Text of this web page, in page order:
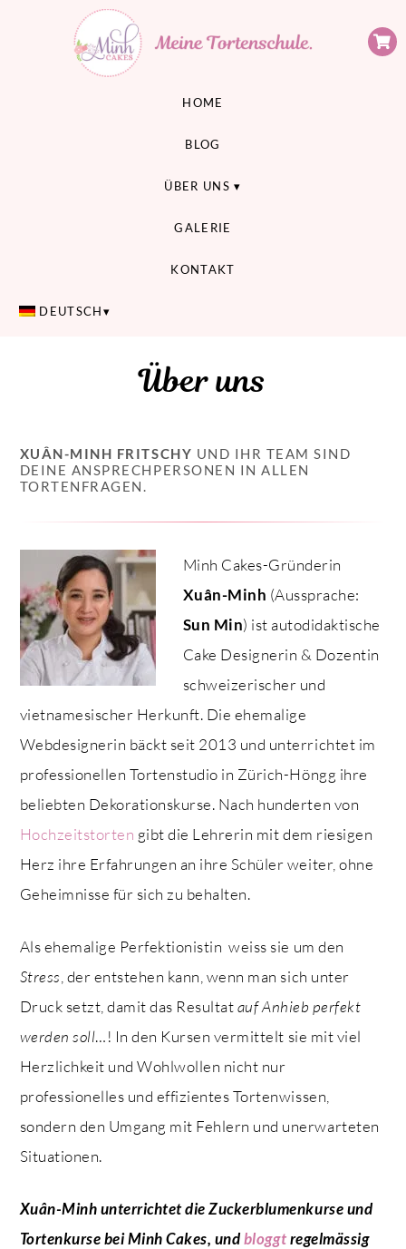
MEINE TORTENSCHULE
HOME
BLOG
ÜBER UNS
GALERIE
KONTAKT
DEUTSCH
Über uns
XUÂN-MINH FRITSCHY UND IHR TEAM SIND
DEINE ANSPRECHPERSONEN IN ALLEN
TORTENFRAGEN.
Minh Cakes-Gründerin
Xuân-Minh (Aussprache:
Sun Min) ist autodidaktische
Cake Designerin & Dozentin
schweizerischer und
vietnamesischer Herkunft. Die ehemalige
Webdesignerin bäckt seit 2013 und unterrichtet im
professionellen Tortenstudio in Zürich-Höngg ihre
beliebten Dekorationskurse. Nach hunderten von
Hochzeitstorten gibt die Lehrerin mit dem riesigen
Herz ihre Erfahrungen an ihre Schüler weiter, ohne
Geheimnisse für sich zu behalten.
Als ehemalige Perfektionistin weiss sie um den
Stress , der entstehen kann, wenn man sich unter
Druck setzt, damit das Resultatauf Anhieb perfekt
werden soll…! In den Kursen vermittelt sie mit viel
Herzlichkeit und Wohlwollen nicht nur
professionelles und effizientes Tortenwissen,
sondern den Umgang mit Fehlern und unerwarteten
Situationen.
Xuân-Minh unterrichtet die Zuckerblumenkurse und
Tortenkurse bei Minh Cakes, undbloggtregelmässig